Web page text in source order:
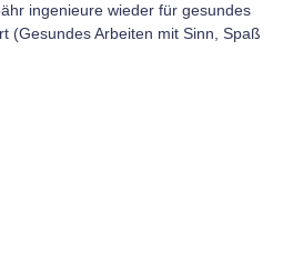
ingenieure wieder für gesundes
(Gesundes Arbeiten mit Sinn, Spaß